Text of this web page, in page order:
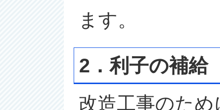
ます。
2．利子の補給
改造工事のた